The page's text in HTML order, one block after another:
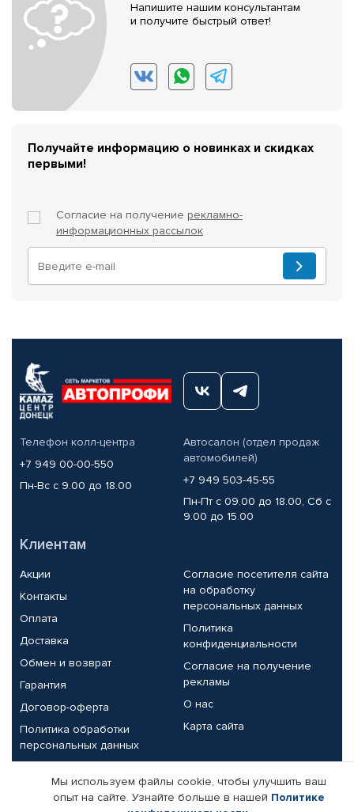
Напишите нашим консультантам
и получите быстрый ответ!
Получайте информацию о новинках и скидках
первыми!
Согласие на получение рекламно-
информационных рассылок
Телефон колл-центра
+7 949 00-00-550
Пн-Вс с 9.00 до 18.00
Автосалон (отдел продаж
автомобилей)
+7 949 503-45-55
Пн-Пт с 09.00 до 18.00, Сб с
9.00 до 15.00
Клиентам
Акции
Контакты
Оплата
Доставка
Обмен и возврат
Гарантия
Договор-оферта
Политика обработки
персональных данных
Согласие посетителя сайта
на обработку
персональных данных
Политика
конфиденциальности
Согласие на получение
рекламы
О нас
Карта сайта
Партнерам
Мы используем файлы cookie, чтобы улучшить ваш
опыт на сайте. Узнайте больше в нашей Политике